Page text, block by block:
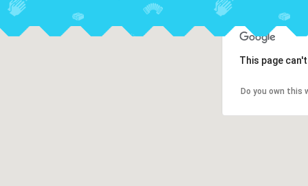
This page
Do you own this